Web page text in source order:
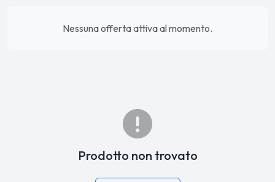
Nessuna offerta attiva al momento.
Prodotto non trovato